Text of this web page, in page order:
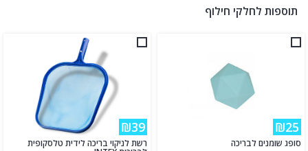
תוספות לחלקי חילוף
₪25
סופג שומנים לבריכה
₪39
רשת לניקוי בריכה לידית טלסקופית